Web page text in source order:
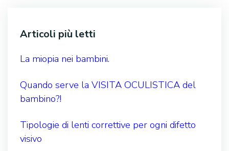
Articoli più letti
La miopia nei bambini.
Quando serve la VISITA OCULISTICA del
bambino?!
Tipologie di lenti correttive per ogni difetto
visivo